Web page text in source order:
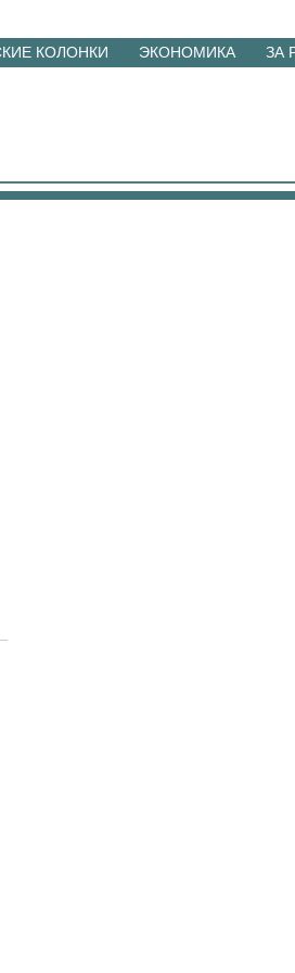
КОЛОНКИ ЭКОНОМИКА ЗА